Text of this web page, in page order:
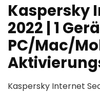
Kaspersky
2022 | 1
PC/Mac/
Kaspersky Internet